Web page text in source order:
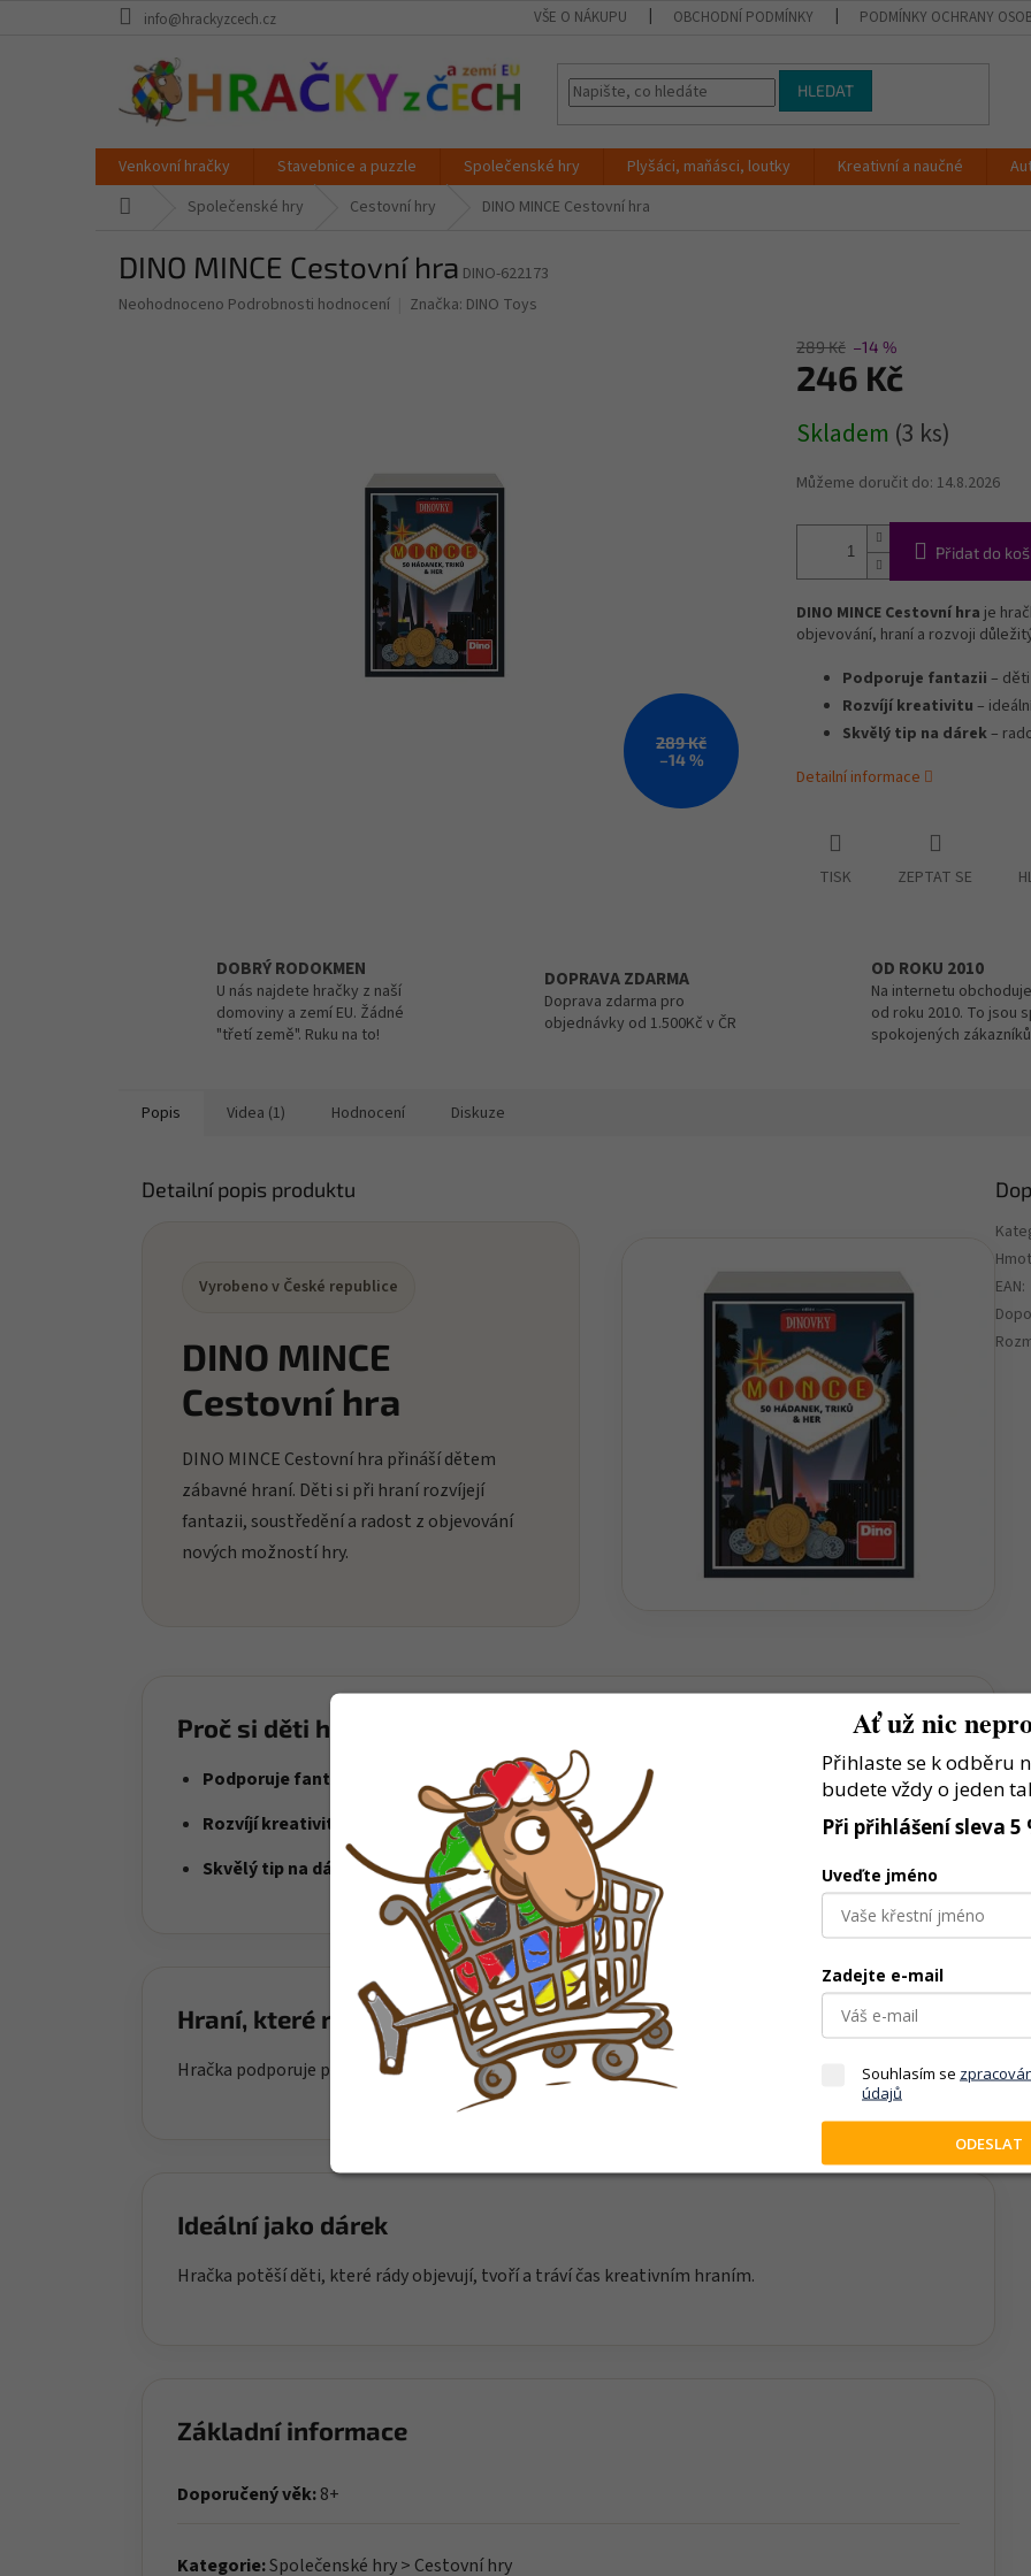
info@hrackyzcech.cz VŠE O NÁKUPU OBCHODNÍ PODMÍNKY PODMÍNKY OCHRANY
HLEDAT
Venkovní hračky Stavebnice a puzzle Společenské hry Plyšáci, maňásci, loutky Kreativní a naučné
Společenské hry Cestovní hry DINO MINCE Cestovní hra
DINO MINCE Cestovní hra DINO-622173
Průměrné
Neohodnoceno Podrobnosti hodnocení Značka: DINO Toys
289 Kč
–14 %
289 Kč –14 %
246 Kč
cena:
Skladem (3 ks)
Můžeme doručit do: 14.8.2026
Přidat do
DINO MINCE Cestovní hra je
objevování, hraní a rozvoji
Podporuje fantazii –
Rozvíjí kreativitu –
Skvělý tip na dárek–
Detailní informace
TISK ZEPTAT SE
DOBRÝ RODOKMEN
U nás najdete hračky z naší
domoviny a zemí EU. Žádné
"třetí země". Ruku na to!
DOPRAVA ZDARMA
Doprava zdarma pro
objednávky od 1.500Kč v ČR
OD ROKU 2010
Na internetu
od roku 2010. To jsou
spokojených
Popis Videa (1) Hodnocení Diskuze
Detailní popis produktu
Vyrobeno v České republice
DINO MINCE
Cestovní hra
DINO MINCE Cestovní hra přináší dětem
zábavné hraní. Děti si při hraní rozvíjejí
fantazii, soustředění a radost z objevování
nových možností hry.
Proč si děti hračku oblíbí?
Podporuje fantazii
– děti objevují svět hravou formou
Rozvíjí kreativitu
– ideální pro každodenní hraní
Skvělý tip na dárek– radost i zábava v jednom
Hraní, které rozvíjí
Hračka podporuje přirozený rozvoj dítěte a motivuje děti k objevování, tvoření a kreativnímu hraní.
Ideální jako dárek
Hračka potěší děti, které rády objevují, tvoří a tráví čas kreativním hraním.
Základní informace
Doporučený věk:8+
Kategorie:Společenské hry > Cestovní hry
EAN:
Ať už nic
Přihlaste se k odběru
budete vždy o jeden
Při přihlášení sleva 5
Uveďte jméno
Zadejte e-mail
Souhlasím se
údajů
ODESLAT